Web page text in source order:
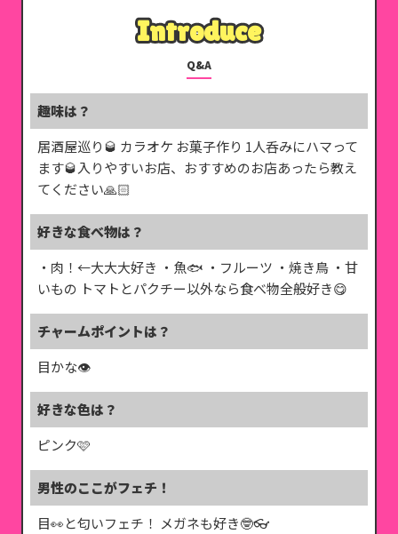
Introduce
Introduce
Q&A
趣味は？
居酒屋巡り🥃 カラオケ お菓子作り 1人呑みにハマって
ます🥃入りやすいお店、おすすめのお店あったら教え
てください🙏🏻
好きな食べ物は？
・肉！←大大大好き ・魚🐟 ・フルーツ ・焼き鳥 ・甘
いもの トマトとパクチー以外なら食べ物全般好き😋
チャームポイントは？
目かな👁
好きな色は？
ピンク🩷
男性のここがフェチ！
目👀と匂いフェチ！ メガネも好き🤓👓